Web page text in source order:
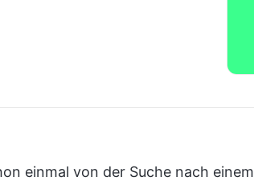
einmal von der Suche nach einem